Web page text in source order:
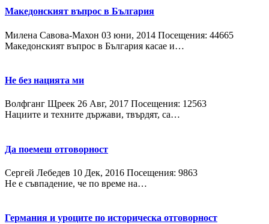
Македонският въпрос в България
Милена Савова-Махон 03 юни, 2014 Посещения: 44665
Македонският въпрос в България касае и…
Не без нацията ми
Волфганг Щреек 26 Авг, 2017 Посещения: 12563
Нациите и техните държави, твърдят, са…
Да поемеш отговорност
Сергей Лебедев 10 Дек, 2016 Посещения: 9863
Не е съвпадение, че по време на…
Германия и уроците по историческа отговорност